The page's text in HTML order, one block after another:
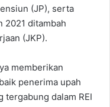
(JP), serta
2021 ditambah
(JKP).
memberikan
penerima upah
tergabung dalam REI